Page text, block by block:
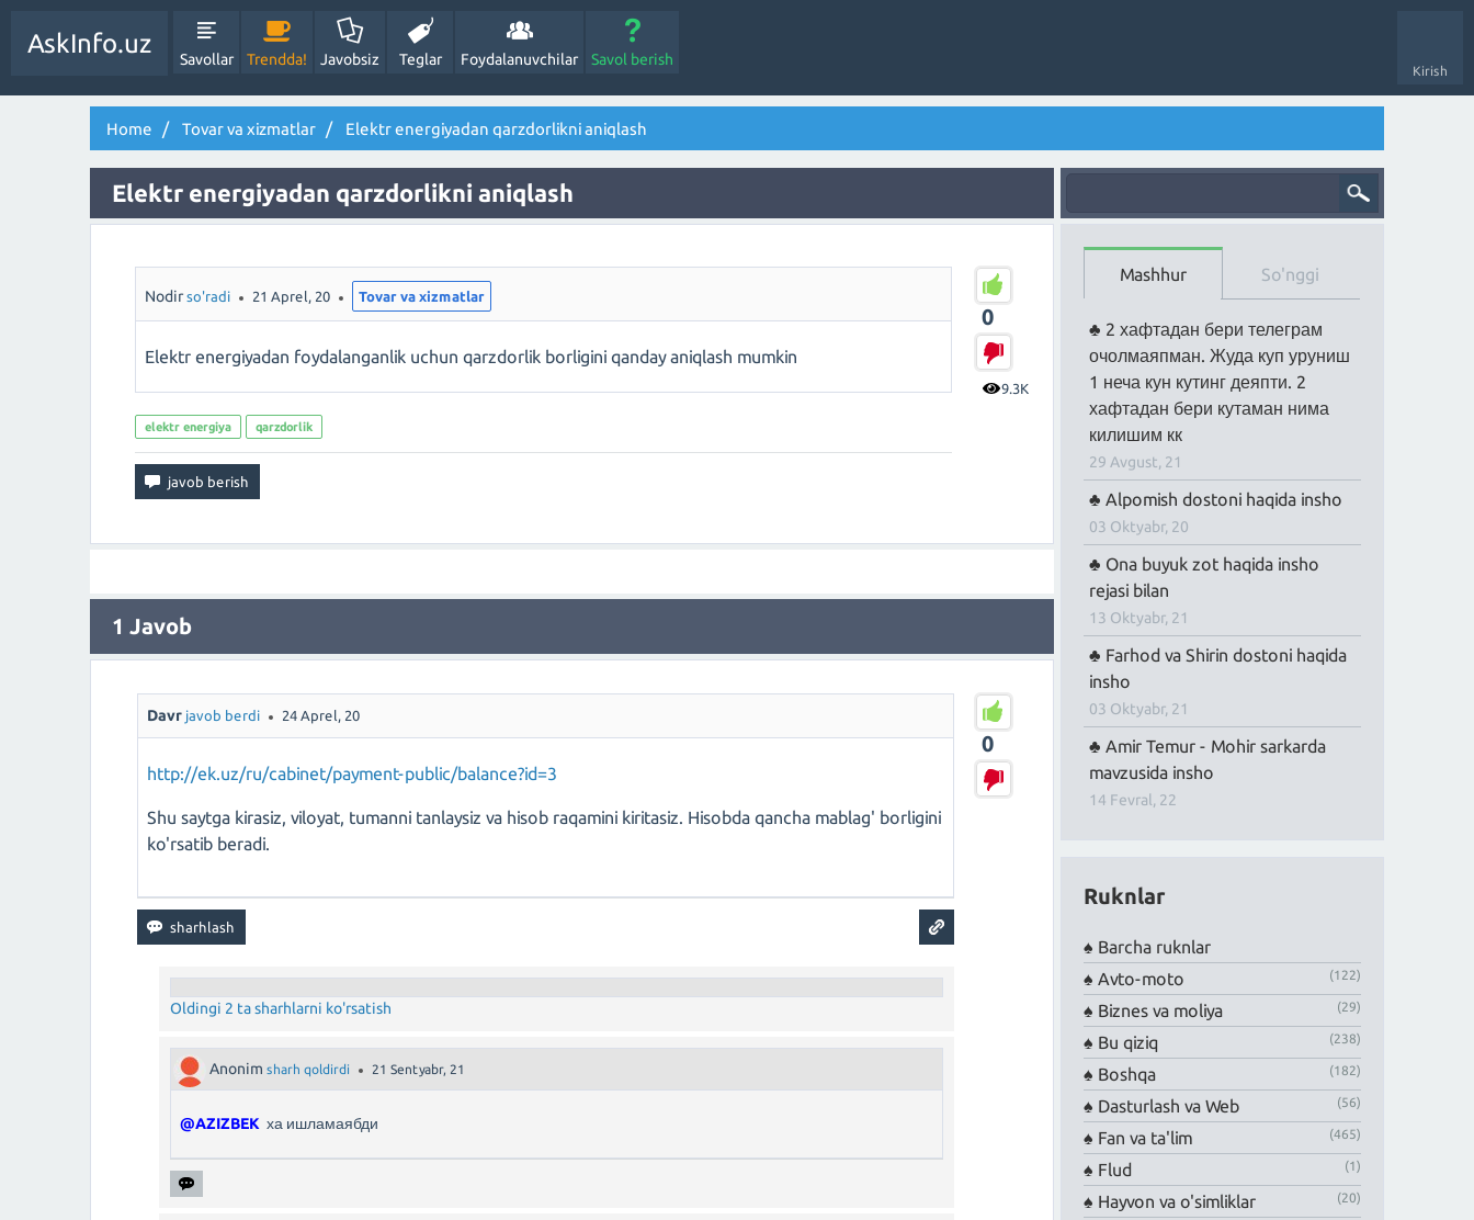
Kirish
AskInfo.uz
Savollar Trendda! Javobsiz Teglar Foydalanuvchilar Savol berish
Home Tovar va xizmatlar Elektr energiyadan qarzdorlikni aniqlash
Elektr energiyadan qarzdorlikni aniqlash
0
9.3K
Nodir so'radi 21 Aprel, 20 Tovar va xizmatlar
Elektr energiyadan foydalanganlik uchun qarzdorlik borligini qanday aniqlash mumkin
elektr energiya qarzdorlik
1 Javob
0
Davr javob berdi 24 Aprel, 20
http://ek.uz/ru/cabinet/payment-public/balance?id=3
Shu saytga kirasiz, viloyat, tumanni tanlaysiz va hisob raqamini kiritasiz. Hisobda qancha mablag' borligini
ko'rsatib beradi.
Oldingi 2 ta sharhlarni ko'rsatish
Anonim sharh qoldirdi 21 Sentyabr, 21
@AZIZBEK ха ишламаябди
Mashhur So'nggi
2 хафтадан бери телеграм
очолмаяпман. Жуда куп уруниш
1 неча кун кутинг деяпти. 2
хафтадан бери кутаман нима
килишим кк
29 Avgust, 21
Alpomish dostoni haqida insho
03 Oktyabr, 20
Ona buyuk zot haqida insho
rejasi bilan
13 Oktyabr, 21
Farhod va Shirin dostoni haqida
insho
03 Oktyabr, 21
Amir Temur - Mohir sarkarda
mavzusida insho
14 Fevral, 22
Ruknlar
Barcha ruknlar
Avto-moto
(122)
Biznes va moliya (29)
Bu qiziq (238)
Boshqa (182)
Dasturlash va Web (56)
Fan va ta'lim (465)
Flud (1)
Hayvon va o'simliklar (20)